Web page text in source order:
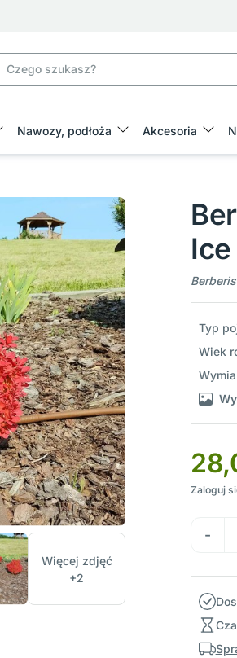
Nawozy, podłoża Akcesoria
Więcej zdjęć
+2
Ice
Typ
Wiek
Zaloguj